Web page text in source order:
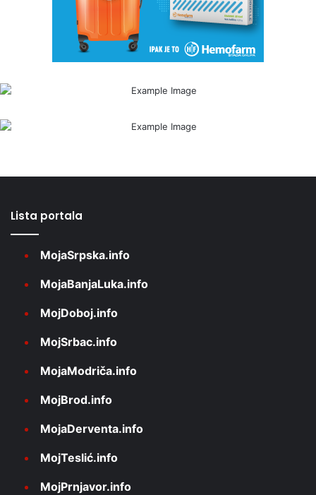
Lista portala
MojaSrpska.info
MojaBanjaLuka.info
MojDoboj.info
MojSrbac.info
MojaModriča.info
MojBrod.info
MojaDerventa.info
MojTeslić.info
MojPrnjavor.info